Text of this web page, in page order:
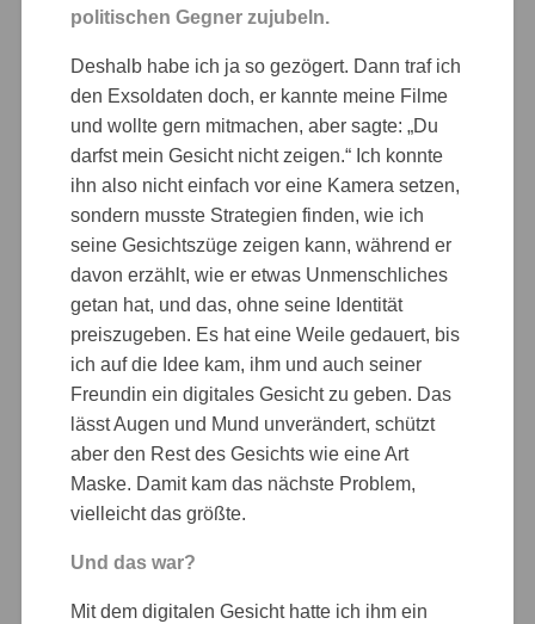
politischen Gegner zujubeln.
Deshalb habe ich ja so gezögert. Dann traf ich
den Exsoldaten doch, er kannte meine Filme
und wollte gern mitmachen, aber sagte: „Du
darfst mein Gesicht nicht zeigen.“ Ich konnte
ihn also nicht einfach vor eine Kamera setzen,
sondern musste Strategien finden, wie ich
seine Gesichtszüge zeigen kann, während er
davon erzählt, wie er etwas Unmenschliches
getan hat, und das, ohne seine Identität
preiszugeben. Es hat eine Weile gedauert, bis
ich auf die Idee kam, ihm und auch seiner
Freundin ein digitales Gesicht zu geben. Das
lässt Augen und Mund unverändert, schützt
aber den Rest des Gesichts wie eine Art
Maske. Damit kam das nächste Problem,
vielleicht das größte.
Und das war?
Mit dem digitalen Gesicht hatte ich ihm ein